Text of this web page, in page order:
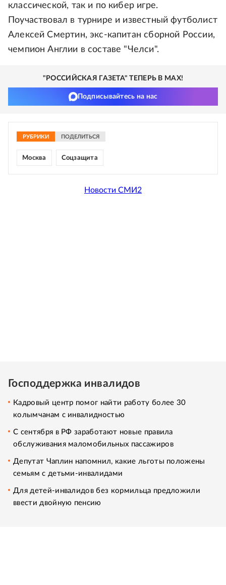
классической, так и по кибер игре.
Поучаствовал в турнире и известный футболист
Алексей Смертин, экс-капитан сборной России,
чемпион Англии в составе "Челси".
"РОССИЙСКАЯ ГАЗЕТА" ТЕПЕРЬ В MAX!
Подписывайтесь на нас
РУБРИКИ ПОДЕЛИТЬСЯ
Москва Соцзащита
Новости СМИ2
Господдержка инвалидов
Кадровый центр помог найти работу более 30
колымчанам с инвалидностью
С сентября в РФ заработают новые правила
обслуживания маломобильных пассажиров
Депутат Чаплин напомнил, какие льготы положены
семьям с детьми-инвалидами
Для детей-инвалидов без кормильца предложили
ввести двойную пенсию